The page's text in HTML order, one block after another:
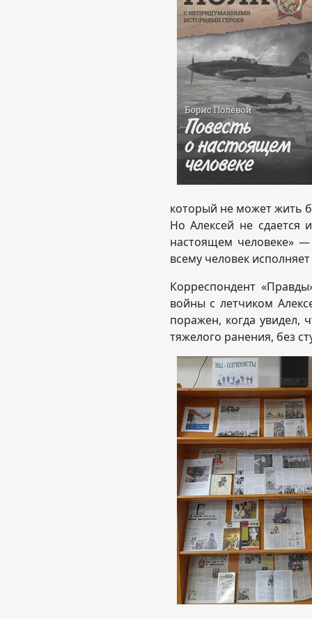
который не может жить
Но Алексей не сдается
настоящем человеке»
всему человек
Корреспондент
войны с летчиком
поражен, когда увидел,
тяжелого ранения, без